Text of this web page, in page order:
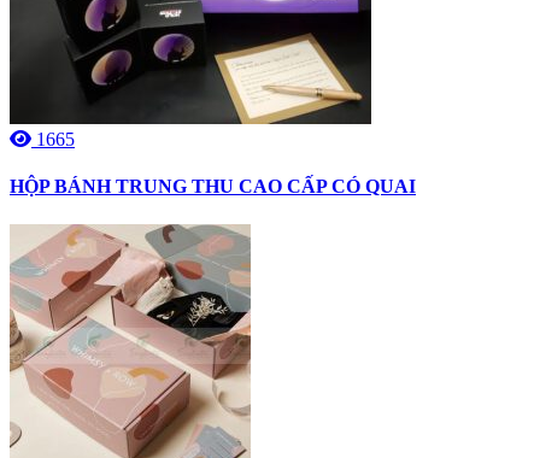
1665
HỘP BÁNH TRUNG THU CAO CẤP CÓ QUAI